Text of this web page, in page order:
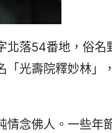
北落54番地，俗名
「光壽院釋妙林」
情念佛人。一些年